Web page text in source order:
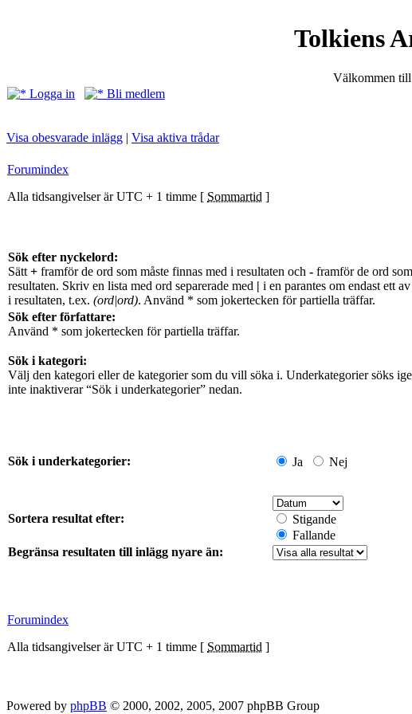
Tolkiens
Välkommen
Logga in
Bli medlem
Visa obesvarade inlägg | Visa aktiva trådar
Forumindex
Alla tidsangivelser är UTC + 1 timme [ Sommartid ]
Sök efter nyckelord:
Sätt + framför de ord som måste finnas med i resultaten och - framför de ord
resultaten. Skriv en lista med ord separerade med | i en parantes om endast ett
i resultaten, t.ex. (ord|ord). Använd * som jokertecken för partiella träffar.
Sök efter författare:
Använd * som jokertecken för partiella träffar.
Sök i kategori:
Välj den kategori eller de kategorier som du vill söka i. Underkategorier söks
inte inaktiverar “Sök i underkategorier” nedan.
Sök i underkategorier: Ja Nej
Sortera resultat efter:
Stigande
Fallande
Begränsa resultaten till inlägg nyare än:
Forumindex
Alla tidsangivelser är UTC + 1 timme [ Sommartid ]
Powered by phpBB © 2000, 2002, 2005, 2007 phpBB Group